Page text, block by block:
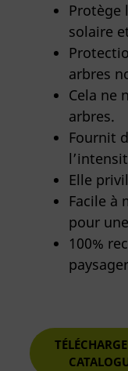
Protège
solaire
arbres
Cela ne
arbres.
Fournit
Elle
Facile à
pour
100%